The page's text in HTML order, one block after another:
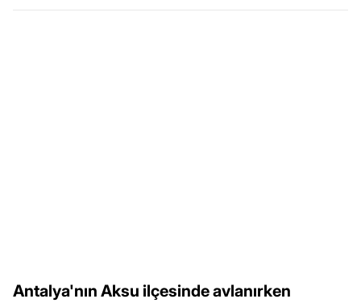
Antalya'nın Aksu ilçesinde avlanırken